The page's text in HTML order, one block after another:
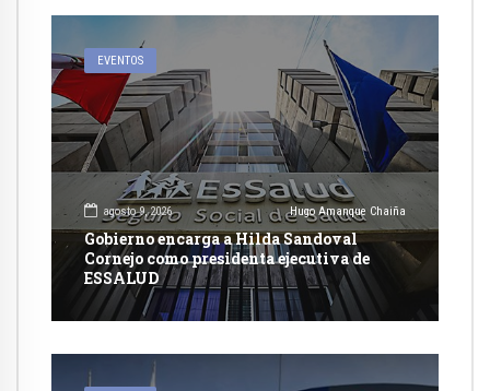
EVENTOS
agosto 9, 2026 Hugo Amanque Chaiña
Gobierno encarga a Hilda Sandoval
Cornejo como presidenta ejecutiva de
ESSALUD